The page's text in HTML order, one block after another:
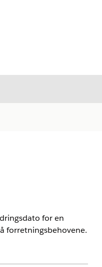
for en
forretningsbehovene.